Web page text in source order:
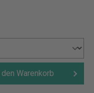
den Warenkorb